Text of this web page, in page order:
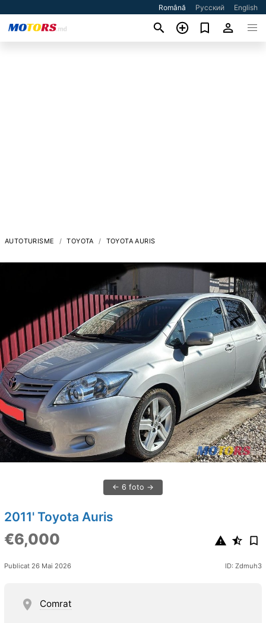
Română Русский English
AUTOTURISME TOYOTA TOYOTA AURIS
6 foto
2011' Toyota Auris
€6,000
Publicat 26 Mai 2026 ID: Zdmuh3
Comrat